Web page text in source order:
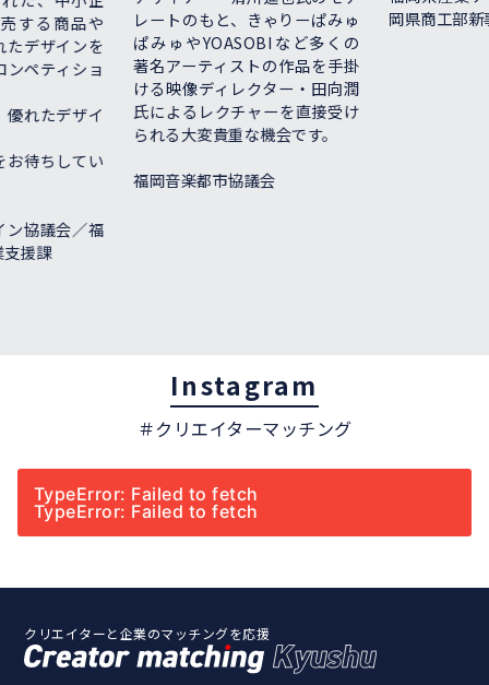
る商品や
ザインを
ティショ
たデザイ
ちしてい
議会／福
課
レートのもと、きゃりーぱみゅ
ぱみゅやYOASOBIなど多くの
著名アーティストの作品を手掛
ける映像ディレクター・田向潤
氏によるレクチャーを直接受け
られる大変貴重な機会です。
福岡音楽都市協議会
岡県商工部新
Instagram
＃クリエイターマッチング
TypeError: Failed to fetch
TypeError: Failed to fetch
クリエイターと企業のマッチングを応援